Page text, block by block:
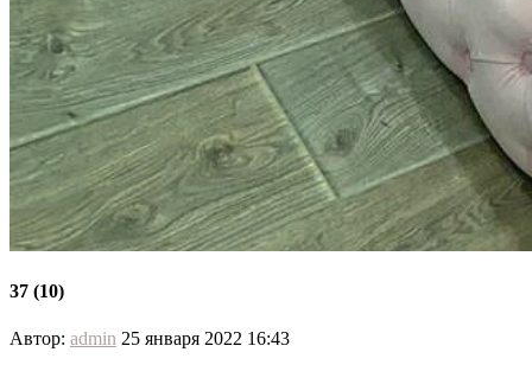
37 (10)
Автор: admin 25 января 2022 16:43